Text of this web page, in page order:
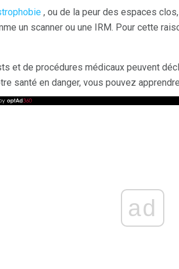
, ou de la peur des espaces
un scanner ou une IRM. Pour cette
et de procédures médicaux peuvent
santé en danger, vous pouvez
ad